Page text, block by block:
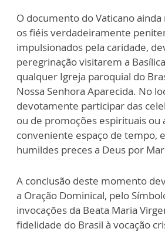
O documento do Vaticano
os fiéis verdadeiramente
impulsionados pela caridade,
peregrinação visitarem a
qualquer Igreja paroquial do
Nossa Senhora Aparecida. No
devotamente participar das
ou de promoções espirituais ou
conveniente espaço de tempo,
humildes preces a Deus por
A conclusão deste momento
a Oração Dominical, pelo
invocações da Beata Maria
fidelidade do Brasil à vocação